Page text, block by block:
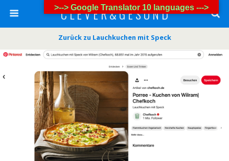
C L E V E R & G E S U N D
Zurück zu Lauchkuchen mit Speck
>--> Google Translator 10 languages --->